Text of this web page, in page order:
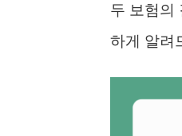
두 보험의
하게 알려